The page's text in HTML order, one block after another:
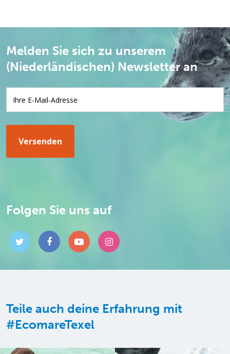
Melden Sie sich zu unserem
(Niederländischen) Newsletter an
Folgen Sie uns auf
Teile auch deine Erfahrung mit
#EcomareTexel